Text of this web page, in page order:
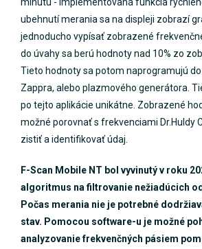
ubehnutí merania sa na displeji zobrazí
jednoducho vypísať zobrazené
do úvahy sa berú hodnoty nad 10% zo
Tieto hodnoty sa potom naprogramujú do
Zappra, alebo plazmového generátora.
po tejto aplikácie unikátne. Zobrazené
možné porovnať s frekvenciami Dr.Huldy
zistiť a identifikovať údaj.
F-Scan Mobile NT bol vyvinutý v roku
algoritmus na filtrovanie nežiadúcich
Počas merania nie je potrebné
stav. Pomocou software-u je možné
analyzovanie frekvenčných pásiem